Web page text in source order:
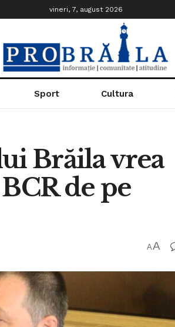
vineri, 7, august 2026
Sport Cultura
Brăila vrea
de pe
AA